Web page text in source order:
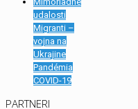
udalosti
Migranti –
vojna na
Ukrajine
Pandémia
COVID-19
PARTNERI